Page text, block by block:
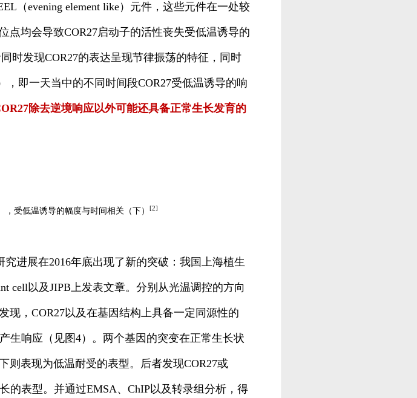
（evening element like）元件，这些元件在一处较
点均会导致COR27启动子的活性丧失受低温诱导的
时发现COR27的表达呈现节律振荡的特征，同时
，即一天当中的不同时间段COR27受低温诱导的响
除去逆境响应以外可能还具备正常生长发育的
，受低温诱导的幅度与时间相关（下） [2]
进展在2016年底出现了新的突破：我国上海植生
cell以及JIPB上发表文章。分别从光温调控的方向
现，COR27以及在基因结构上具备一定同源性的
生响应（见图4）。两个基因的突变在正常生长状
则表现为低温耐受的表型。后者发现COR27或
的表型。并通过EMSA、ChIP以及转录组分析，得